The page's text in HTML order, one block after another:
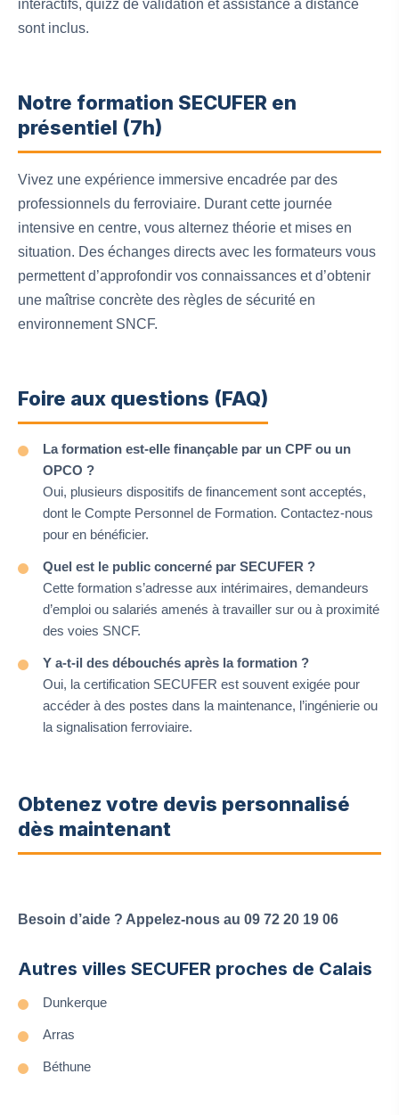
interactifs, quizz de validation et assistance à distance
sont inclus.
Notre formation SECUFER en
présentiel (7h)
Vivez une expérience immersive encadrée par des
professionnels du ferroviaire. Durant cette journée
intensive en centre, vous alternez théorie et mises en
situation. Des échanges directs avec les formateurs vous
permettent d’approfondir vos connaissances et d’obtenir
une maîtrise concrète des règles de sécurité en
environnement SNCF.
Foire aux questions (FAQ)
La formation est-elle finançable par un CPF ou un
OPCO ?
Oui, plusieurs dispositifs de financement sont acceptés,
dont le Compte Personnel de Formation. Contactez-nous
pour en bénéficier.
Quel est le public concerné par SECUFER ?
Cette formation s’adresse aux intérimaires, demandeurs
d’emploi ou salariés amenés à travailler sur ou à proximité
des voies SNCF.
Y a-t-il des débouchés après la formation ?
Oui, la certification SECUFER est souvent exigée pour
accéder à des postes dans la maintenance, l’ingénierie ou
la signalisation ferroviaire.
Obtenez votre devis personnalisé
dès maintenant
Besoin d’aide ? Appelez-nous au 09 72 20 19 06
Autres villes SECUFER proches de Calais
Dunkerque
Arras
Béthune